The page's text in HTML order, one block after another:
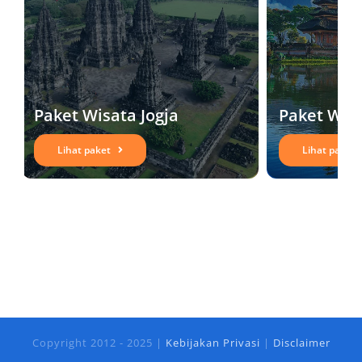
tradisi lokal bisa menjadi pengalaman baru
selama di Lombok. Nah berikut ini tempat-
tempat wisata terfavorit di Lombok yang harus
Anda kunjungi.
Gili Trawangan
Paket Wisata Jogja
Lihat paket
Paket
Lihat paket
Copyright 2012 - 2025 | Kebijakan Privasi | Disclaimer